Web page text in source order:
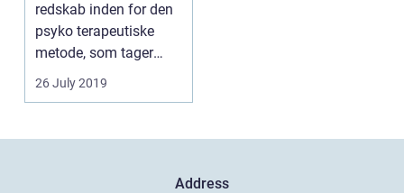
redskab inden for den
psyko terapeutiske
metode, som tager
udgangspunkt i dire...
26 July 2019
Address